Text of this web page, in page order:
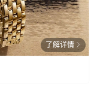
了解详情